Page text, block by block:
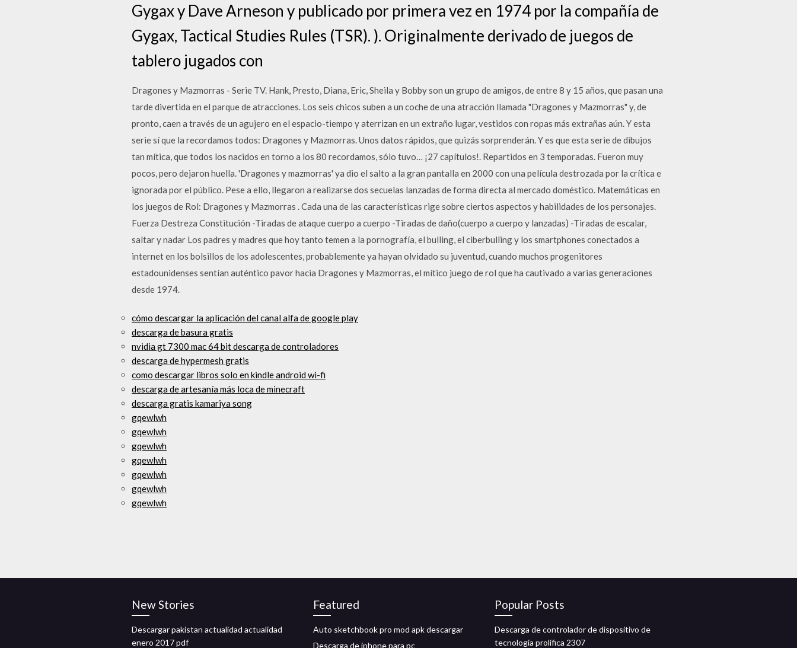
Gygax y Dave Arneson y publicado por primera vez en 1974 por la compañía de
Gygax, Tactical Studies Rules (TSR). ). Originalmente derivado de juegos de
tablero jugados con
Dragones y Mazmorras - Serie TV. Hank, Presto, Diana, Eric, Sheila y Bobby son un grupo de amigos, de entre 8 y 15 años, que pasan una
tarde divertida en el parque de atracciones. Los seis chicos suben a un coche de una atracción llamada "Dragones y Mazmorras" y, de
pronto, caen a través de un agujero en el espacio-tiempo y aterrizan en un extraño lugar, vestidos con ropas más extrañas aún. Y esta
serie sí que la recordamos todos: Dragones y Mazmorras. Unos datos rápidos, que quizás sorprenderán. Y es que esta serie de dibujos
tan mítica, que todos los nacidos en torno a los 80 recordamos, sólo tuvo… ¡27 capítulos!. Repartidos en 3 temporadas. Fueron muy
pocos, pero dejaron huella. 'Dragones y mazmorras' ya dio el salto a la gran pantalla en 2000 con una película destrozada por la crítica e
ignorada por el público. Pese a ello, llegaron a realizarse dos secuelas lanzadas de forma directa al mercado doméstico. Matemáticas en
los juegos de Rol: Dragones y Mazmorras . Cada una de las características rige sobre ciertos aspectos y habilidades de los personajes.
Fuerza Destreza Constitución -Tiradas de ataque cuerpo a cuerpo -Tiradas de daño(cuerpo a cuerpo y lanzadas) -Tiradas de escalar,
saltar y nadar Los padres y madres que hoy tanto temen a la pornografía, el bulling, el ciberbulling y los smartphones conectados a
internet en los bolsillos de los adolescentes, probablemente ya hayan olvidado su juventud, cuando muchos progenitores
estadounidenses sentían auténtico pavor hacia Dragones y Mazmorras, el mítico juego de rol que ha cautivado a varias generaciones
desde 1974.
cómo descargar la aplicación del canal alfa de google play
descarga de basura gratis
nvidia gt 7300 mac 64 bit descarga de controladores
descarga de hypermesh gratis
como descargar libros solo en kindle android wi-fi
descarga de artesanía más loca de minecraft
descarga gratis kamariya song
gqewlwh
gqewlwh
gqewlwh
gqewlwh
gqewlwh
gqewlwh
gqewlwh
New Stories
Descargar pakistan actualidad actualidad
enero 2017 pdf
Featured
Auto sketchbook pro mod apk descargar
Descarga de iphone para pc
Popular Posts
Descarga de controlador de dispositivo de
tecnología prolífica 2307